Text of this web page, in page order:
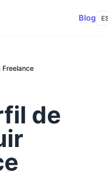
Blog
de